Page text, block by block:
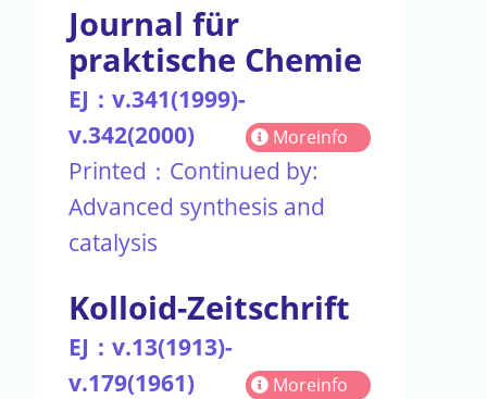
Journal für
praktische Chemie
EJ：v.341(1999)-
v.342(2000)
Moreinfo
Printed：Continued by:
Advanced synthesis and
catalysis
Kolloid-Zeitschrift
EJ：v.13(1913)-
v.179(1961)
Moreinfo